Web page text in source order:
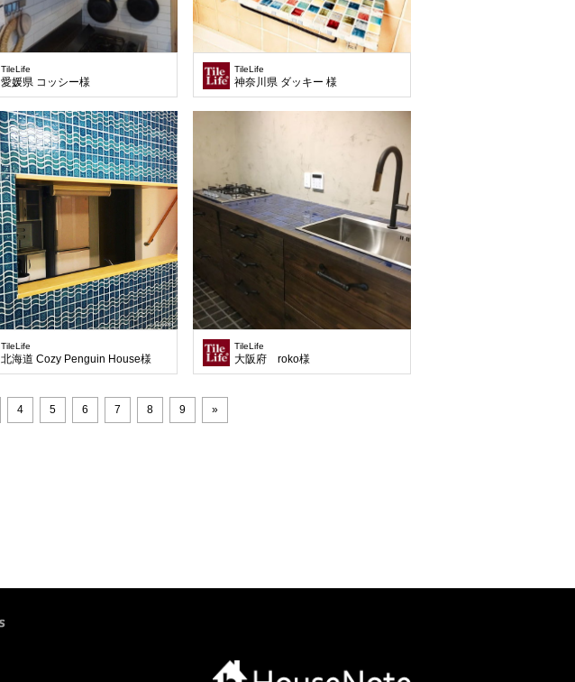
TileLife
愛媛県 コッシー様
TileLife
神奈川県 ダッキー 様
TileLife
北海道 Cozy Penguin House様
TileLife
大阪府 roko様
4 5 6 7 8 9 »